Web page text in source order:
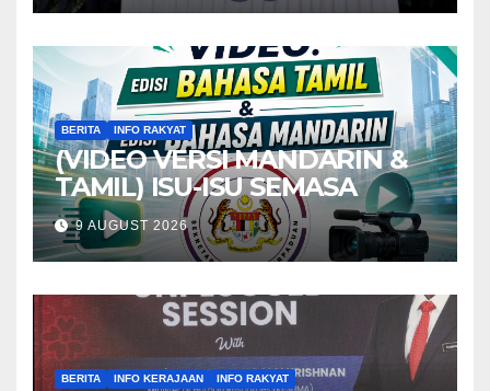
BERITA INFO RAKYAT
(VIDEO VERSI MANDARIN &
TAMIL) ISU-ISU SEMASA
9 AUGUST 2026
BERITA INFO KERAJAAN INFO RAKYAT